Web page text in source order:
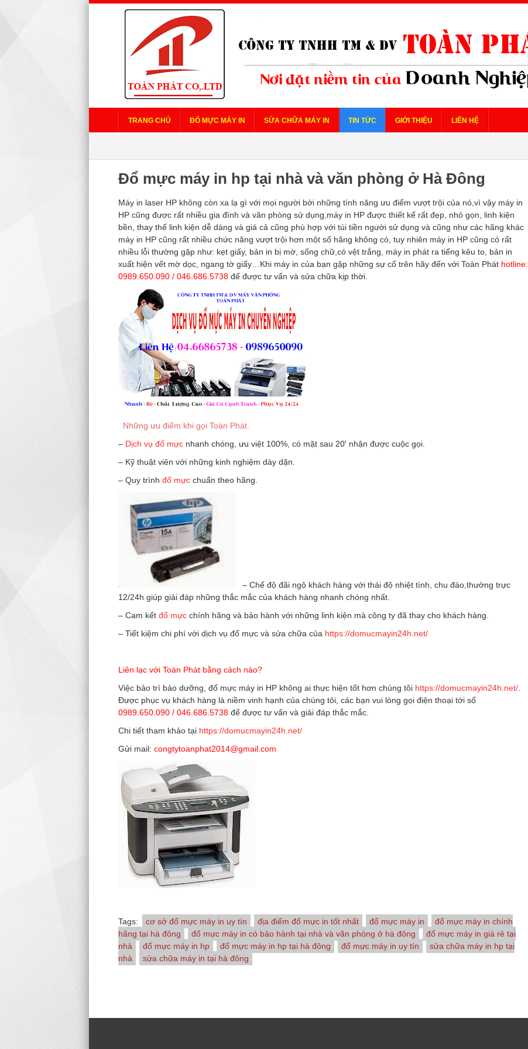
TRANG CHỦ ĐỔ MỰC MÁY IN SỬA CHỮA MÁY IN TIN TỨC GIỚI THIỆU LIÊN HỆ
Đổ mực máy in hp tại nhà và văn phòng ở Hà Đông
Máy in laser HP không còn xa lạ gì với mọi người bởi những tính năng ưu điểm vượt trội của nó,vì vậy máy in
HP cũng được rất nhiều gia đình và văn phòng sử dụng,máy in HP được thiết kế rất đẹp, nhỏ gọn, linh kiện
bền, thay thế linh kiện dễ dàng và giá cả cũng phù hợp với túi tiền người sử dụng và cũng như các hãng khác
máy in HP cũng rất nhiều chức năng vượt trội hơn một số hãng không có, tuy nhiên máy in HP cũng có rất
nhiều lỗi thường gặp như: kẹt giấy, bản in bị mờ, sống chữ,có vệt trắng, máy in phát ra tiếng kêu to, bản in
xuất hiện vết mờ dọc, ngang tờ giấy…Khi máy in của bạn gặp những sự cố trên hãy đến với Toàn Phát hotline:
0989.650.090 / 046.686.5738 để được tư vấn và sửa chữa kịp thời.
Những ưu điểm khi gọi Toàn Phát.
– Dịch vụ đổ mực nhanh chóng, ưu việt 100%, có mặt sau 20′ nhận được cuộc gọi.
– Kỹ thuật viên với những kinh nghiệm dày dặn.
– Quy trình đổ mực chuẩn theo hãng.
– Chế độ đãi ngộ khách hàng với thái độ nhiệt tình, chu đáo,thường trực
12/24h giúp giải đáp những thắc mắc của khách hàng nhanh chóng nhất.
– Cam kết đổ mực chính hãng và bảo hành với những linh kiện mà công ty đã thay cho khách hàng.
– Tiết kiệm chi phí với dịch vụ đổ mực và sửa chữa của https://domucmayin24h.net/
Liên lạc với Toàn Phát bằng cách nào?
Việc bảo trì bảo dưỡng, đổ mực máy in HP không ai thực hiện tốt hơn chúng tôi https://domucmayin24h.net/
Được phục vụ khách hàng là niềm vinh hạnh của chúng tôi, các bạn vui lòng gọi điện thoại tới số
0989.650.090 / 046.686.5738 để được tư vấn và giải đáp thắc mắc.
Chi tiết tham khảo tại https://domucmayin24h.net/
Gửi mail: congtytoanphat2014@gmail.com
Tags: cơ sở đổ mực máy in uy tín địa điểm đổ mực in tốt nhất đổ mực máy in
đổ mực máy in chính
hãng tại hà đông
đổ mực máy in có bảo hành tại nhà và văn phòng ở hà đông
đổ mực máy in giá rẻ tại
nhà
đổ mực máy in hp đổ mực máy in hp tại hà đông đổ mực máy in uy tín
sửa chữa máy in hp tại
nhà
sửa chữa máy in tại hà đông